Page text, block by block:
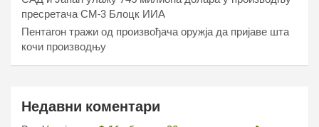
пресретача СМ-3 Блоцк ИИА
Пентагон тражи од произвођача оружја да пријаве шта
кочи производњу
Недавни коментари